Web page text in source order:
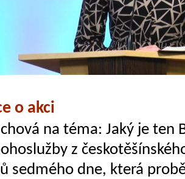
o akci
na téma: Jaký je ten
z
sedmého dne, která